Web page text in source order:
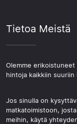
Tietoa Meistä
Olemme erikoistuneet
hintoja kaikkiin suuriin
Jos sinulla on
matkatoimistoon,
meihin, käytä